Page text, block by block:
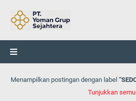
Menampilkan postingan dengan label
Tunjukkan